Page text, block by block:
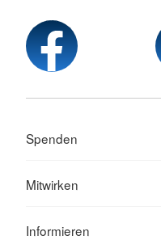
Spenden
Mitwirken
Informieren